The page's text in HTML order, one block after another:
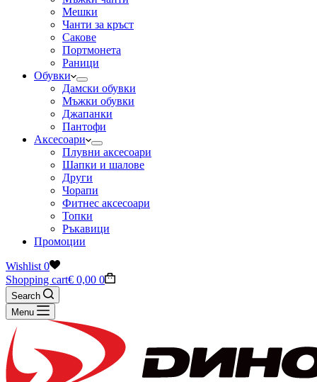
Мешки
Чанти за кръст
Сакове
Портмонета
Раници
Обувки
Дамски обувки
Мъжки обувки
Джапанки
Пантофи
Аксесоари
Плувни аксесоари
Шапки и шалове
Други
Чорапи
Фитнес аксесоари
Топки
Ръкавици
Промоции
Wishlist 0
Shopping cart€ 0,00 0
Search
Menu